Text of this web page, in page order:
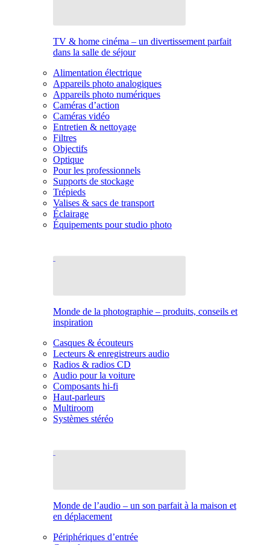
TV & home cinéma – un divertissement parfait
dans la salle de séjour
Alimentation électrique
Appareils photo analogiques
Appareils photo numériques
Caméras d’action
Caméras vidéo
Entretien & nettoyage
Filtres
Objectifs
Optique
Pour les professionnels
Supports de stockage
Trépieds
Valises & sacs de transport
Éclairage
Équipements pour studio photo
Monde de la photographie – produits, conseils et
inspiration
Casques & écouteurs
Lecteurs & enregistreurs audio
Radios & radios CD
Audio pour la voiture
Composants hi-fi
Haut-parleurs
Multiroom
Systèmes stéréo
Monde de l’audio – un son parfait à la maison et
en déplacement
Périphériques d’entrée